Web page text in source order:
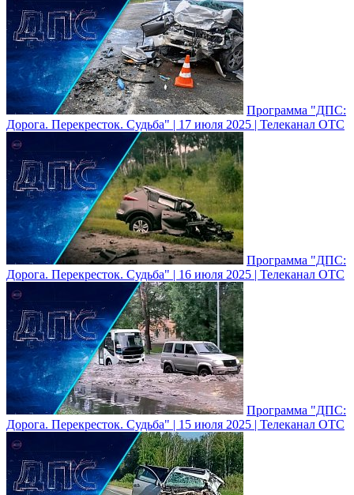
Программа "ДПС:
Дорога. Перекресток. Судьба" | 17 июля 2025 | Телеканал ОТС
Программа "ДПС:
Дорога. Перекресток. Судьба" | 16 июля 2025 | Телеканал ОТС
Программа "ДПС:
Дорога. Перекресток. Судьба" | 15 июля 2025 | Телеканал ОТС